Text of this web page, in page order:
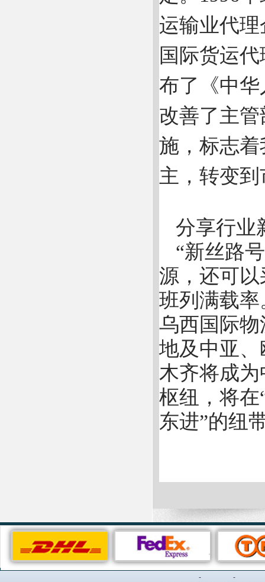
运输业代
国际货运
布了《中
改善了主
施，标志
主，转变
分享行业
“新丝路
源，还可
班列满载
乌西国际
地及中亚
木齐将成
枢纽，将在
东进”的纽